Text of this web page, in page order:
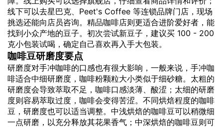
线下可以去星巴克、Peet's Coffee 等连锁品牌门店，现场
挑选还能向店员咨询。精品咖啡店则更适合进阶爱好者，能
找到小众产地的豆子。初次尝试新豆子，建议买 100 - 200
克小包装试喝，确定自己喜欢再入手大包装。
咖啡豆研磨度要点
研磨度对手冲咖啡的口感也有很大影响，一般来说，手冲咖
啡适合中细研磨度，咖啡粉颗粒大小类似于细砂糖。太粗的
研磨度会导致萃取不足，咖啡口感淡薄、酸涩；太细的研磨
度则容易萃取过度，咖啡会变得苦涩。不同烘焙程度的咖啡
豆，研磨度也可以适当调整。中浅烘焙的咖啡豆可以稍微细
一点研磨，以充分释放其花果香气；中深烘焙的咖啡豆则可